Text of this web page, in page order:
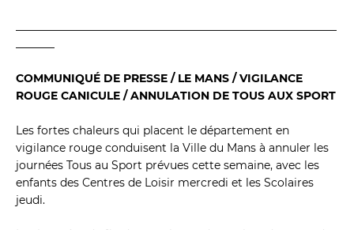
COMMUNIQUÉ DE PRESSE / LE MANS / VIGILANCE
ROUGE CANICULE / ANNULATION DE TOUS AUX SPORT
Les fortes chaleurs qui placent le département en
vigilance rouge conduisent la Ville du Mans à annuler les
journées Tous au Sport prévues cette semaine, avec les
enfants des Centres de Loisir mercredi et les Scolaires
jeudi.